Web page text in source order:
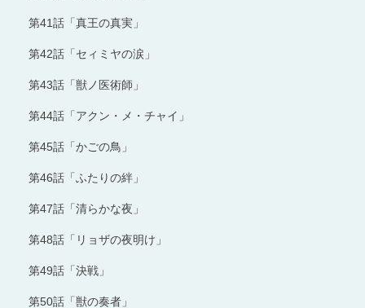
第41話「真王の真実」
第42話「セィミヤの涙」
第43話「獣ノ医術師」
第44話「アクン・メ・チャイ」
第45話「かごの鳥」
第46話「ふたりの絆」
第47話「清らかな夜」
第48話「リョザの夜明け」
第49話「決戦」
第50話「獣の奏者」